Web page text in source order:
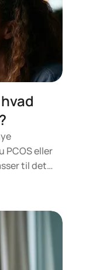
dit
PCOS eller
til det?
lige nu.